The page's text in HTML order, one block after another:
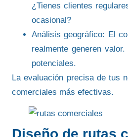
¿Tienes clientes
ocasional?
Análisis geográfico: El
realmente generen
potenciales.
La evaluación precisa de tus
comerciales más efectivas.
Diseño de rutas